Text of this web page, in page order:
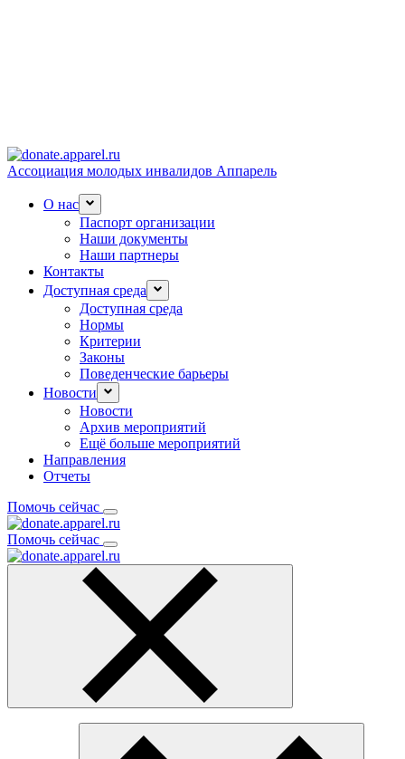
Ассоциация молодых инвалидов Аппарель
О нас
Паспорт организации
Наши документы
Наши партнеры
Контакты
Доступная среда
Доступная среда
Нормы
Критерии
Законы
Поведенческие барьеры
Новости
Новости
Архив мероприятий
Ещё больше мероприятий
Направления
Отчеты
Помочь сейчас
Помочь сейчас